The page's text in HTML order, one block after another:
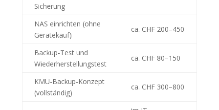
Sicherung
NAS einrichten (ohne
Gerätekauf)
ca. CHF 200–450
Backup-Test und
Wiederherstellungstest
ca. CHF 80–150
KMU-Backup-Konzept
(vollständig)
ca. CHF 300–800